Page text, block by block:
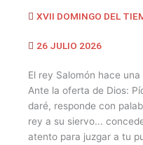
XVII DOMINGO DEL
26 JULIO 2026
El rey Salomón hace
Ante la oferta de Dios:
daré, responde con
rey a su siervo...
atento para juzgar a tu